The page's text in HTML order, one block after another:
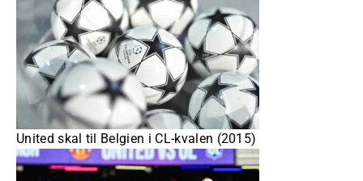
United skal til Belgien i CL-kvalen (2015)